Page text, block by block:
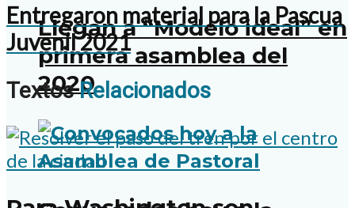
Llegan a “Modelo ideal” en
primera asamblea del
2020
Entregaron material para la Pascua
Juvenil 2021
TextosRelacionados